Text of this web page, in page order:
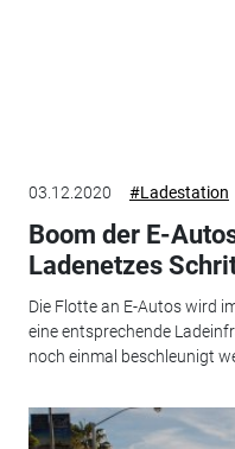
03.12.2020 #Ladestation
Boom der E-
Ladenetzes
Die Flotte an E-Autos wird
eine entsprechende
noch einmal beschleunigt